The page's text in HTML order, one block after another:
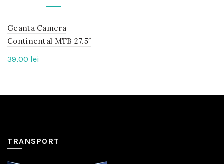
IN
STOC
Geanta Camera
Continental MTB 27.5″
39,00 lei
TRANSPORT